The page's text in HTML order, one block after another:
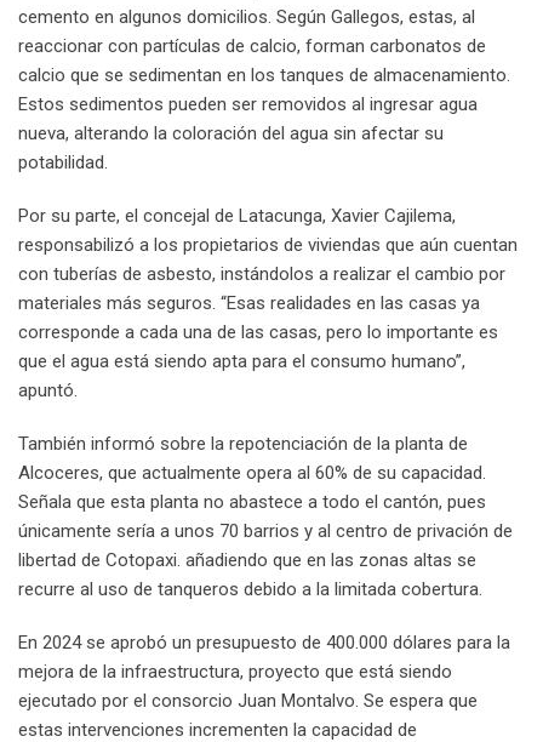
cemento en algunos domicilios. Según Gallegos, estas, al
reaccionar con partículas de calcio, forman carbonatos de
calcio que se sedimentan en los tanques de almacenamiento.
Estos sedimentos pueden ser removidos al ingresar agua
nueva, alterando la coloración del agua sin afectar su
potabilidad.
Por su parte, el concejal de Latacunga, Xavier Cajilema,
responsabilizó a los propietarios de viviendas que aún cuentan
con tuberías de asbesto, instándolos a realizar el cambio por
materiales más seguros. “Esas realidades en las casas ya
corresponde a cada una de las casas, pero lo importante es
que el agua está siendo apta para el consumo humano”,
apuntó.
También informó sobre la repotenciación de la planta de
Alcoceres, que actualmente opera al 60% de su capacidad.
Señala que esta planta no abastece a todo el cantón, pues
únicamente sería a unos 70 barrios y al centro de privación de
libertad de Cotopaxi. añadiendo que en las zonas altas se
recurre al uso de tanqueros debido a la limitada cobertura.
En 2024 se aprobó un presupuesto de 400.000 dólares para la
mejora de la infraestructura, proyecto que está siendo
ejecutado por el consorcio Juan Montalvo. Se espera que
estas intervenciones incrementen la capacidad de